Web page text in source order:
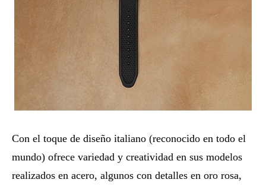
Con el toque de diseño italiano (reconocido en todo el
mundo) ofrece variedad y creatividad en sus modelos
realizados en acero, algunos con detalles en oro rosa,